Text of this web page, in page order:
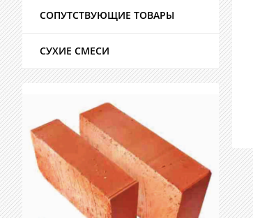
СОПУТСТВУЮЩИЕ ТОВАРЫ
СУХИЕ СМЕСИ